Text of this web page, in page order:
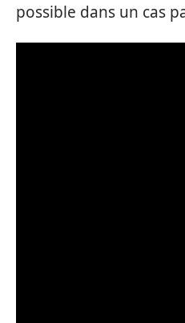
possible dans un cas